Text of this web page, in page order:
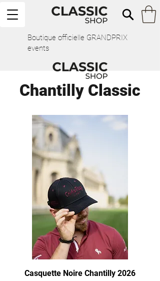
Boutique officielle GRANDPRIX
events
Chantilly Classic
Casquette Noire Chantilly 2026